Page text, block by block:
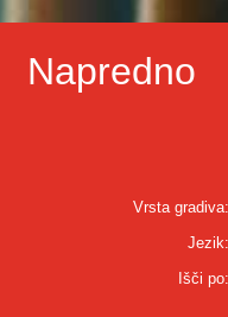
Napredno
Vrsta gradiva:
Jezik:
Išči po: